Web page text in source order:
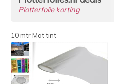
Plotterfolie korting
10 mtr Mat tint